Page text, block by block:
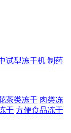
试型冻干机 制药
茶类冻干 肉类冻
干 方便食品冻干